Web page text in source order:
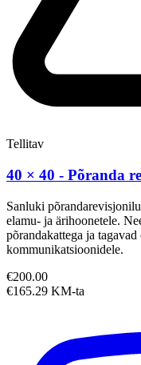
Tellitav
40 × 40 - Põranda
Sanluki
elamu- ja ärihoonetele.
põrandakattega ja
kommunikatsioonidele.
€200.00
€165.29 KM-ta